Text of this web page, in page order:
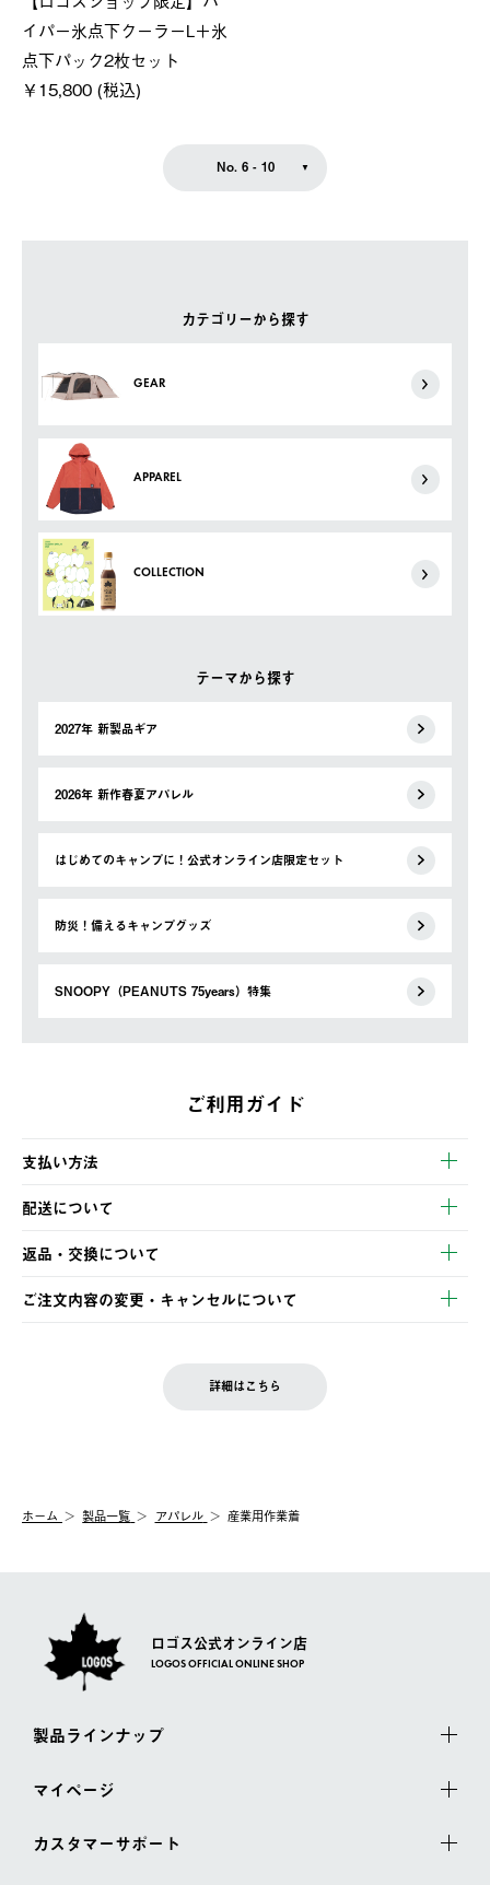
カテゴリーから探す
GEAR
APPAREL
COLLECTION
テーマから探す
2027年 新製品ギア
2026年 新作春夏アパレル
はじめてのキャンプに！公式オンライン店限定セット
防災！備えるキャンプグッズ
SNOOPY（PEANUTS 75years）特集
イパー氷点下クーラーL＋氷
点下パック2枚セット
￥15,800 (税込)
No. 6 - 10
ご利用ガイド
支払い方法
以下のいずれかの方法でお支払いいただけます。
・クレジットカード決済
・コンビニ決済
・Pay-easy決済
配送について
【発送スケジュール】
ご注文・ご入金完了より2営業日以内に商品を発送いたします。
土日祝の発送はございませんので、木曜日以降のご注文は週明け
の発送となる場合がございます。
【配送業者】
佐川急便にて配送されます。
返品・交換について
※お客様都合の場合
お客様都合の返品にかかる送料は、お客様ご負担とさせていただ
一度お手元の商品を返品いただき、ご希望商品を再注文してくだ
ご注文内容の変更・キャンセルについて
LOGOS FAMILY会員の方は、会員マイページ内 購入履歴画面に
詳細はこちら
ホーム 製品一覧 アパレル 産業用作業着
ロゴス公式オンライン店
LOGOS OFFICIAL ONLINE SHOP
製品ラインナップ
マイページ
カスタマーサポート